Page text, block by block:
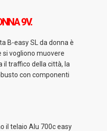
9V.
B-easy SL da donna è
vogliono muovere
il traffico della città, la
con componenti
il telaio Alu 700c easy